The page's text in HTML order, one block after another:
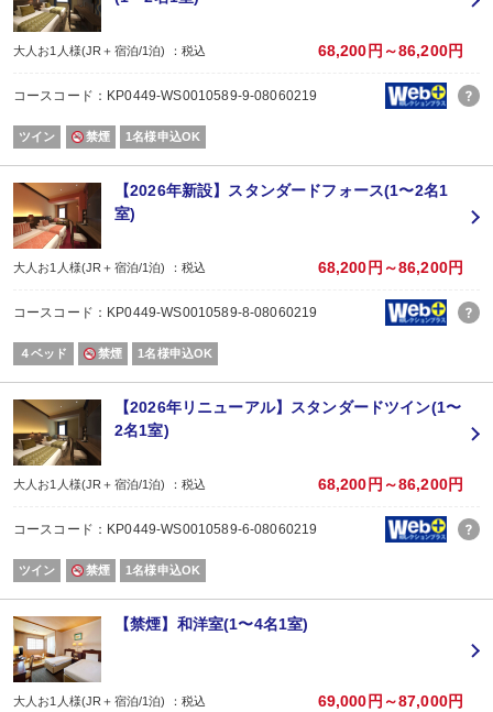
■駐車場について（宿泊者無料）
※チェックイン前から可能。
※チェックアウト後は2000円を頂戴します。
■大型車駐車場（台数に限り有）有料
※事前にご予約が必要です。
【小学生以下の添い寝について】
・小学生以下のお子様は添い寝無料でご宿泊いただけます。
（追加の寝具、アメニティ類のご用意はありません）
・幼児（食事なし・寝具なし）をご選択ください。
・添い寝のお子様はJR、航空券を別途ご購入ください。
改装工事のお知らせ
足場設置等により客室窓からの景観をご覧いただけません。
大浴場（女性）工事：2026年6月22日～ 7月17日
上記期間中は、１つの大浴場を男女入替え制でご案内いたします。
詳細につきましては、ホテル公式ホームページの新着情報をご確認ください。
大人お1人様(JR＋宿泊/1泊) ：税込 68,200円～86,200円
コースコード：KP0449-WS0010589-9-08060219
ツイン 禁煙 1名様申込OK
【2026年新設】スタンダードフォース(1〜2名1
室)
大人お1人様(JR＋宿泊/1泊) ：税込 68,200円～86,200円
コースコード：KP0449-WS0010589-8-08060219
４ベッド 禁煙 1名様申込OK
【2026年リニューアル】スタンダードツイン(1〜
2名1室)
大人お1人様(JR＋宿泊/1泊) ：税込 68,200円～86,200円
コースコード：KP0449-WS0010589-6-08060219
ツイン 禁煙 1名様申込OK
【禁煙】和洋室(1〜4名1室)
大人お1人様(JR＋宿泊/1泊) ：税込 69,000円～87,000円